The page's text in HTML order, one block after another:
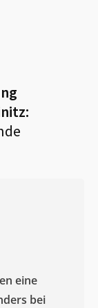
:
eine
bei